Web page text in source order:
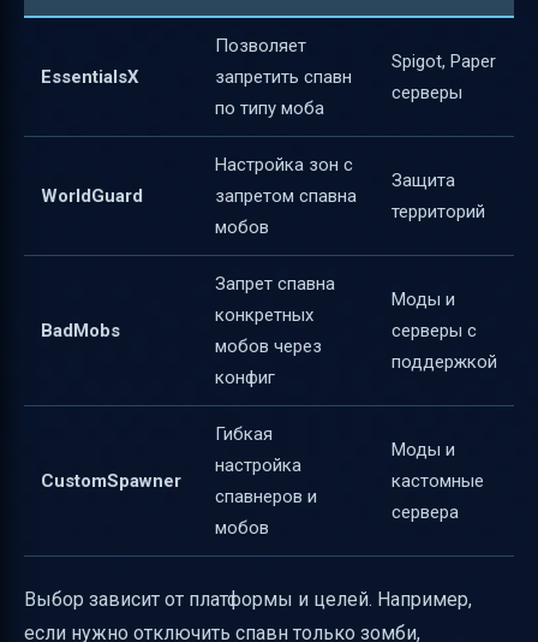
EssentialsX
Позволяет
запретить спавн
по типу моба
Spigot, Paper
серверы
WorldGuard
Настройка зон с
запретом спавна
мобов
Защита
территорий
BadMobs
Запрет спавна
конкретных
мобов через
конфиг
Моды и
серверы с
поддержкой
CustomSpawner
Гибкая
настройка
спавнеров и
мобов
Моды и
кастомные
сервера
Выбор зависит от платформы и целей. Например,
если нужно отключить спавн только зомби,